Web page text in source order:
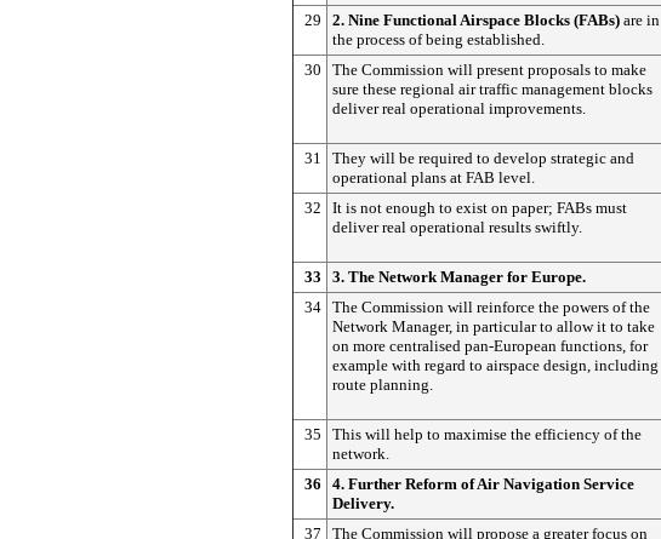
29
2. Nine Functional Airspace Blocks (FABs) are in
the process of being established.
30
The Commission will present proposals to make
sure these regional air traffic management blocks
deliver real operational improvements.
31
They will be required to develop strategic and
operational plans at FAB level.
32
It is not enough to exist on paper; FABs must
deliver real operational results swiftly.
33
3. The Network Manager for Europe.
34 The Commission will reinforce the powers of the
Network Manager, in particular to allow it to take
on more centralised pan-European functions, for
example with regard to airspace design, including
route planning.
35
This will help to maximise the efficiency of the
network.
36
4. Further Reform of Air Navigation Service
Delivery.
37
The Commission will propose a greater focus on